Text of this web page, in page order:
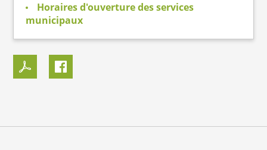
Horaires d'ouverture des services
municipaux